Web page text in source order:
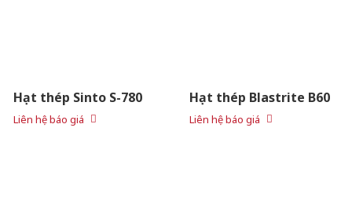
Hạt thép Sinto S-780
Liên hệ báo giá
Hạt thép Blastrite B60
Liên hệ báo giá